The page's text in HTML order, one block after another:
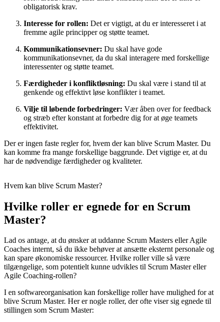
obligatorisk krav.
Interesse for rollen: Det er vigtigt, at du er interesseret i at
fremme agile principper og støtte teamet.
Kommunikationsevner: Du skal have gode
kommunikationsevner, da du skal interagere med forskellige
interessenter og støtte teamet.
Færdigheder i konfliktløsning: Du skal være i stand til at
genkende og effektivt løse konflikter i teamet.
Vilje til løbende forbedringer: Vær åben over for feedback
og stræb efter konstant at forbedre dig for at øge teamets
effektivitet.
Der er ingen faste regler for, hvem der kan blive Scrum Master. Du
kan komme fra mange forskellige baggrunde. Det vigtige er, at du
har de nødvendige færdigheder og kvaliteter.
Hvem kan blive Scrum Master?
Hvilke roller er egnede for en Scrum
Master?
Lad os antage, at du ønsker at uddanne Scrum Masters eller Agile
Coaches internt, så du ikke behøver at ansætte eksternt personale og
kan spare økonomiske ressourcer. Hvilke roller ville så være
tilgængelige, som potentielt kunne udvikles til Scrum Master eller
Agile Coaching-rollen?
I en softwareorganisation kan forskellige roller have mulighed for at
blive Scrum Master. Her er nogle roller, der ofte viser sig egnede til
stillingen som Scrum Master: